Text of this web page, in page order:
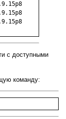
с доступными
команду: